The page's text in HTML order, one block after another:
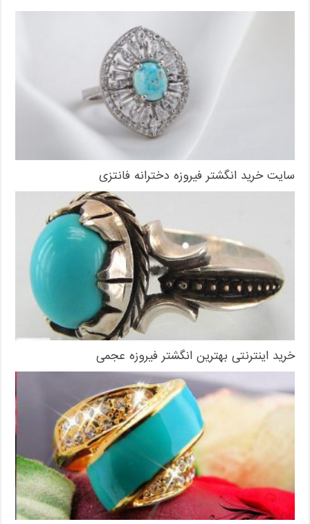
سایت خرید انگشتر فیروزه دخترانه فانتزی
خرید اینترنتی بهترین انگشتر فیروزه عجمی